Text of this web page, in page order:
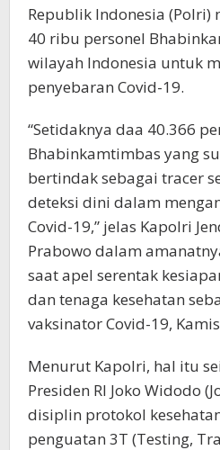
Republik Indonesia
40 ribu personel
wilayah Indonesia untuk
penyebaran Covid-19.
“Setidaknya daa 40.366
Bhabinkamtimbas yang
bertindak sebagai tracer
deteksi dini dalam
Covid-19,” jelas Kapolri
Prabowo dalam
saat apel serentak
dan tenaga kesehatan
vaksinator Covid-19,
Menurut Kapolri, hal itu
Presiden RI Joko Widodo
disiplin protokol
penguatan 3T (Testing,